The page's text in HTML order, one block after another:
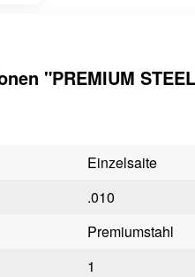
"PREMIUM
Einzelsaite
.010
Premiumstahl
1